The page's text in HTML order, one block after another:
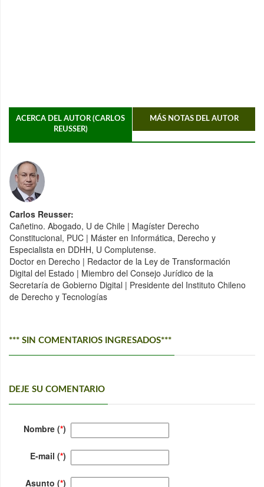
ACERCA DEL AUTOR (CARLOS
REUSSER)
MÁS NOTAS DEL AUTOR
Carlos Reusser:
Cañetino. Abogado, U de Chile | Magíster Derecho
Constitucional, PUC | Máster en Informática, Derecho y
Especialista en DDHH, U Complutense.
Doctor en Derecho | Redactor de la Ley de Transformación
Digital del Estado | Miembro del Consejo Jurídico de la
Secretaría de Gobierno Digital | Presidente del Instituto Chileno
de Derecho y Tecnologías
*** SIN COMENTARIOS INGRESADOS***
DEJE SU COMENTARIO
Nombre (*)
E-mail (*)
Asunto (*)